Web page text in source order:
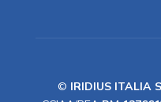
© IRIDIUS ITALIA